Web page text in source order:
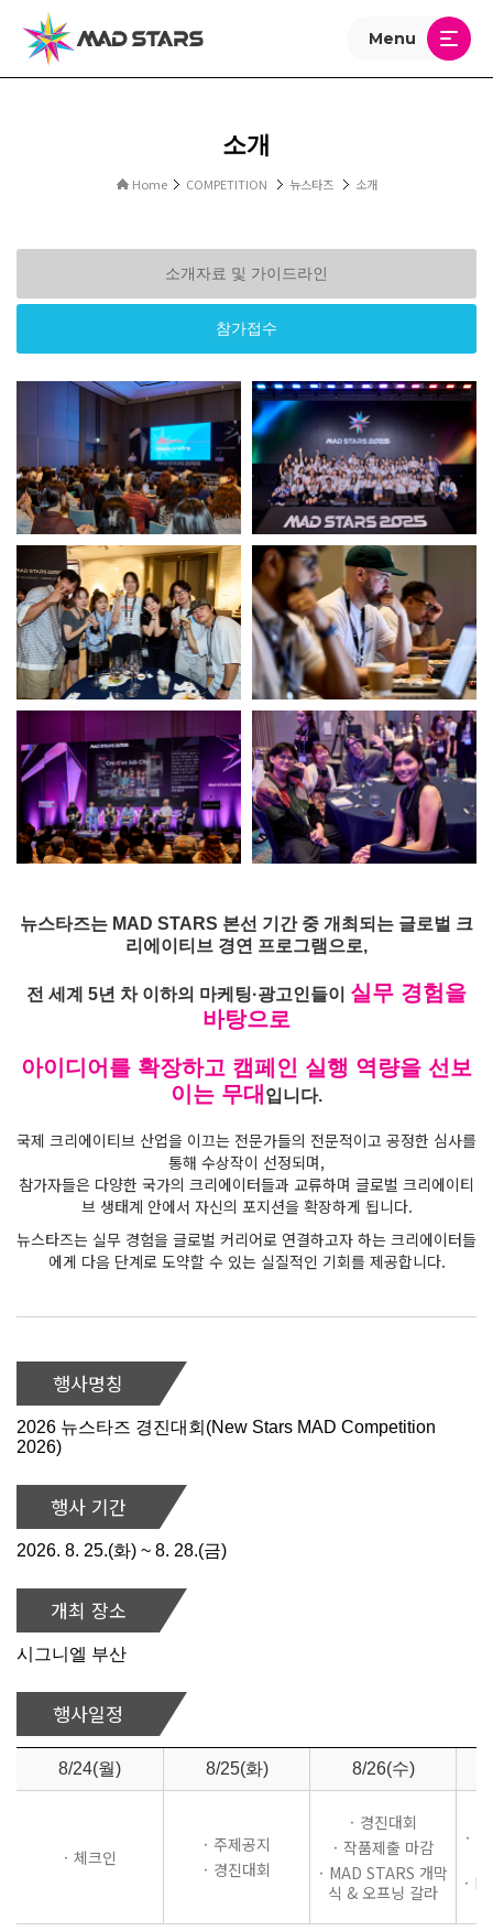
Menu
소개
Home COMPETITION 뉴스타즈 소개
소개자료 및 가이드라인
참가접수
뉴스타즈는 MAD STARS 본선 기간 중 개최되는 글로벌 크
리에이티브 경연 프로그램으로,
전 세계 5년 차 이하의 마케팅·광고인들이 실무 경험을
바탕으로
아이디어를 확장하고 캠페인 실행 역량을 선보
이는 무대 입니다.
국제 크리에이티브 산업을 이끄는 전문가들의 전문적이고 공정한 심사를
통해 수상작이 선정되며,
참가자들은 다양한 국가의 크리에이터들과 교류하며 글로벌 크리에이티
브 생태계 안에서 자신의 포지션을 확장하게 됩니다.
뉴스타즈는 실무 경험을 글로벌 커리어로 연결하고자 하는 크리에이터들
에게 다음 단계로 도약할 수 있는 실질적인 기회를 제공합니다.
행사명칭
2026 뉴스타즈 경진대회(New Stars MAD Competition
2026)
행사 기간
2026. 8. 25.(화) ~ 8. 28.(금)
개최 장소
시그니엘 부산
행사일정
8/24(월) 8/25(화) 8/26(수)
· 체크인
· 주제공지
· 경진대회
· 경진대회
· 작품제출 마감
· MAD STARS 개막
식 & 오프닝 갈라
·
·